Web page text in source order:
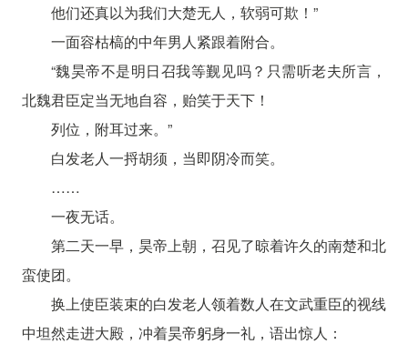
他们还真以为我们大楚无人，软弱可欺！”
一面容枯槁的中年男人紧跟着附合。
“魏昊帝不是明日召我等觐见吗？只需听老夫所言，
北魏君臣定当无地自容，贻笑于天下！
列位，附耳过来。”
白发老人一捋胡须，当即阴冷而笑。
……
一夜无话。
第二天一早，昊帝上朝，召见了晾着许久的南楚和北
蛮使团。
换上使臣装束的白发老人领着数人在文武重臣的视线
中坦然走进大殿，冲着昊帝躬身一礼，语出惊人：